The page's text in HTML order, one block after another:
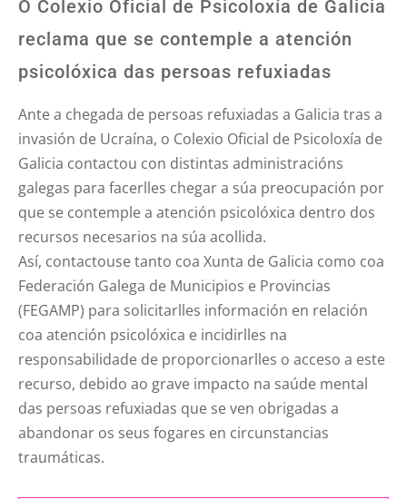
O Colexio Oficial de Psicoloxía de Galicia
reclama que se contemple a atención
psicolóxica das persoas refuxiadas
Ante a chegada de persoas refuxiadas a Galicia tras a
invasión de Ucraína, o Colexio Oficial de Psicoloxía de
Galicia contactou con distintas administracións
galegas para facerlles chegar a súa preocupación por
que se contemple a atención psicolóxica dentro dos
recursos necesarios na súa acollida.
Así, contactouse tanto coa Xunta de Galicia como coa
Federación Galega de Municipios e Provincias
(FEGAMP) para solicitarlles información en relación
coa atención psicolóxica e incidirlles na
responsabilidade de proporcionarlles o acceso a este
recurso, debido ao grave impacto na saúde mental
das persoas refuxiadas que se ven obrigadas a
abandonar os seus fogares en circunstancias
traumáticas.